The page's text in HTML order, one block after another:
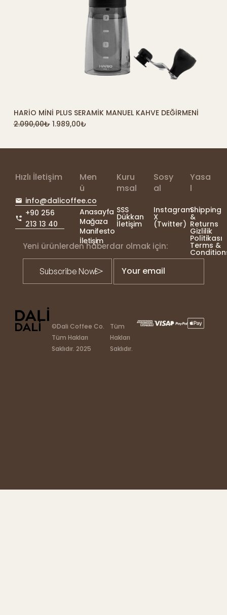
HARIO MINI PLUS SERAMIK MANUEL KAHVE DEĞIRMENI
2.090,00₺ 1.989,00₺
Hızlı İletişim
info@dalicoffee.co
+90 256
213 13 40
Men
ü
Anasayfa
Mağaza
Manifesto
İletişim
Kuru
msal
SSS
Dükkan
İletişim
Sosy
al
Instagram
X
(Twitter)
Yasa
l
Shipping
&
Returns
Gizlilik
Politikası
Terms &
Yeni ürünlerden haberdar olmak için:
Your email
©Dali Coffee Co.
Tüm Hakları
Saklıdır. 2025
Tüm
Hakları
Saklıdır.